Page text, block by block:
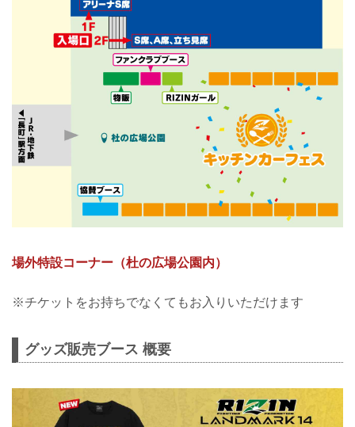
場外特設コーナー（杜の広場公園内）
※チケットをお持ちでなくてもお入りいただけます
グッズ販売ブース 概要